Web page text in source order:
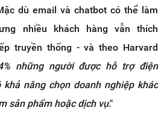
dù email và chatbot có thể làm
nhiều khách hàng vẫn thích
truyền thống - và theo Harvard
những người được hỗ trợ điện
năng chọn doanh nghiệp khác
sản phẩm hoặc dịch vụ."